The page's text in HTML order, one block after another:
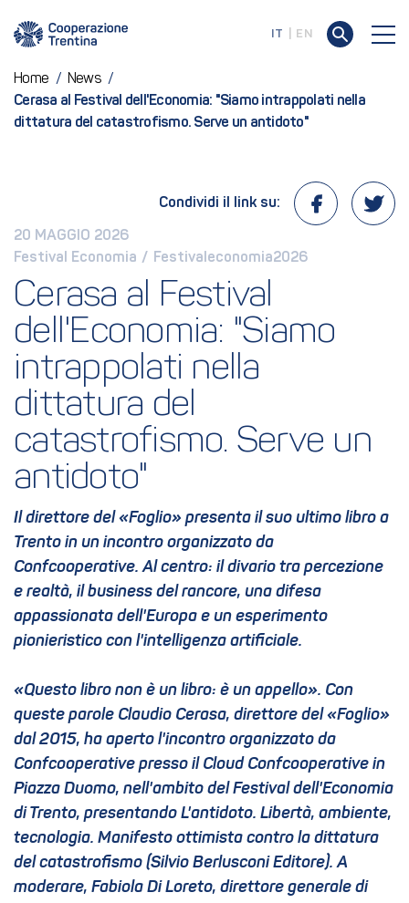
IT EN
Home / News /
Cerasa al Festival dell'Economia: "Siamo intrappolati nella
dittatura del catastrofismo. Serve un antidoto"
20 MAGGIO 2026
Festival Economia / Festivaleconomia2026
Condividi il link su:
Cerasa al Festival
dell'Economia: "Siamo
intrappolati nella
dittatura del
catastrofismo. Serve un
antidoto"
Il direttore del «Foglio» presenta il suo ultimo libro a
Trento in un incontro organizzato da
Confcooperative. Al centro: il divario tra percezione
e realtà, il business del rancore, una difesa
appassionata dell'Europa e un esperimento
pionieristico con l'intelligenza artificiale.
«Questo libro non è un libro: è un appello». Con
queste parole Claudio Cerasa, direttore del «Foglio»
dal 2015, ha aperto l'incontro organizzato da
Confcooperative presso il Cloud Confcooperative in
Piazza Duomo, nell'ambito del Festival dell'Economia
di Trento, presentando L'antidoto. Libertà, ambiente,
tecnologia. Manifesto ottimista contro la dittatura
del catastrofismo (Silvio Berlusconi Editore). A
moderare, Fabiola Di Loreto, direttore generale di